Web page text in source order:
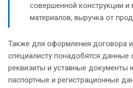
совершенной конструкции и
материалов, выручка от
Также для оформления договора
специалисту понадобятся данные
реквизиты и уставные документы
паспортные и регистрационные